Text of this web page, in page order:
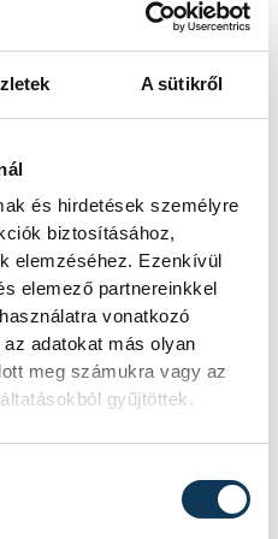
A sütikről
és hirdetések személyre
biztosításához,
elemzéséhez. Ezenkívül
elemező partnereinkkel
vonatkozó
adatokat más olyan
meg számukra vagy az
gyűjtöttek.
Szalai
CIKKEK
az idő?